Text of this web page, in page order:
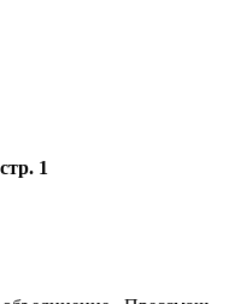
1